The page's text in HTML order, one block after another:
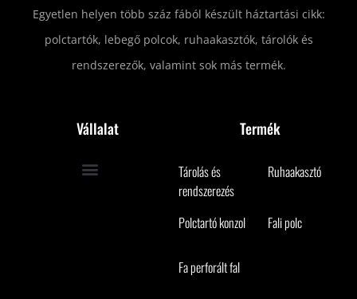
Egyetlen helyen több száz fából készült háztartási cikk:
polctartók, lebegő polcok, ruhaakasztók, tárolók és
rendszerezők, valamint sok más termék.
Vállalat Termék
Tárolás és
rendszerezés
Ruhaakasztó
Polctartó konzol
Fali polc
Fa perforált fal